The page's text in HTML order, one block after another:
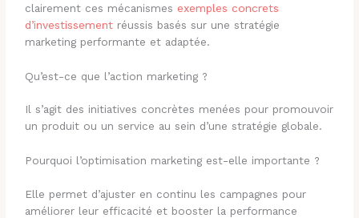
clairement ces mécanismes exemples concrets
d’investissement réussis basés sur une stratégie
marketing performante et adaptée.
Qu’est-ce que l’action marketing ?
Il s’agit des initiatives concrètes menées pour promouvoir
un produit ou un service au sein d’une stratégie globale.
Pourquoi l’optimisation marketing est-elle importante ?
Elle permet d’ajuster en continu les campagnes pour
améliorer leur efficacité et booster la performance